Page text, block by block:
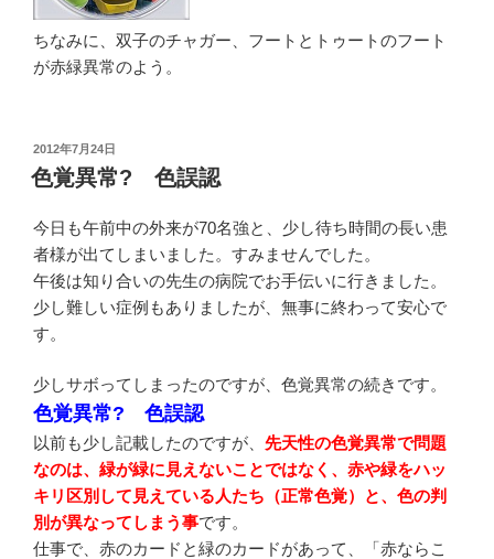
ちなみに、双子のチャガー、フートとトゥートのフート
が赤緑異常のよう。
投
稿
日:
2012年7月24日
色覚異常? 色誤認
今日も午前中の外来が70名強と、少し待ち時間の長い患
者様が出てしまいました。すみませんでした。
午後は知り合いの先生の病院でお手伝いに行きました。
少し難しい症例もありましたが、無事に終わって安心で
す。
少しサボってしまったのですが、色覚異常の続きです。
色覚異常? 色誤認
以前も少し記載したのですが、 先天性の色覚異常で問題
なのは、緑が緑に見えないことではなく、赤や緑をハッ
キリ区別して見えている人たち（正常色覚）と、色の判
別が異なってしまう事です。
仕事で、赤のカードと緑のカードがあって、「赤ならこ